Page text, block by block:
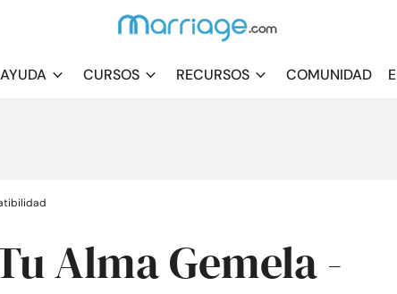
AYUDA CURSOS RECURSOS COMUNIDAD
Alma Gemela -